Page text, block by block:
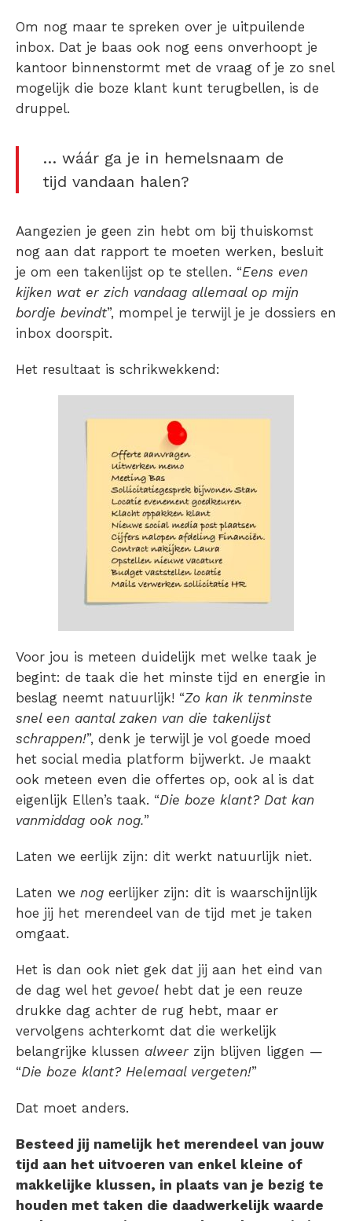
Om nog maar te spreken over je uitpuilende
inbox. Dat je baas ook nog eens onverhoopt je
kantoor binnenstormt met de vraag of je zo snel
mogelijk die boze klant kunt terugbellen, is de
druppel.
… wáár ga je in hemelsnaam de
tijd vandaan halen?
Aangezien je geen zin hebt om bij thuiskomst
nog aan dat rapport te moeten werken, besluit
je om een takenlijst op te stellen. “Eens even
kijken wat er zich vandaag allemaal op mijn
bordje bevindt”, mompel je terwijl je je dossiers en
inbox doorspit.
Het resultaat is schrikwekkend:
Voor jou is meteen duidelijk met welke taak je
begint: de taak die het minste tijd en energie in
beslag neemt natuurlijk! “Zo kan ik tenminste
snel een aantal zaken van die takenlijst
schrappen!”, denk je terwijl je vol goede moed
het social media platform bijwerkt. Je maakt
ook meteen even die offertes op, ook al is dat
eigenlijk Ellen’s taak. “Die boze klant? Dat kan
vanmiddag ook nog.”
Laten we eerlijk zijn: dit werkt natuurlijk niet.
Laten we nog eerlijker zijn: dit is waarschijnlijk
hoe jij het merendeel van de tijd met je taken
omgaat.
Het is dan ook niet gek dat jij aan het eind van
de dag wel het gevoel hebt dat je een reuze
drukke dag achter de rug hebt, maar er
vervolgens achterkomt dat die werkelijk
belangrijke klussen alweer zijn blijven liggen —
“Die boze klant? Helemaal vergeten!”
Dat moet anders.
Besteed jij namelijk het merendeel van jouw
tijd aan het uitvoeren van enkel kleine of
makkelijke klussen, in plaats van je bezig te
houden met taken die daadwerkelijk waarde